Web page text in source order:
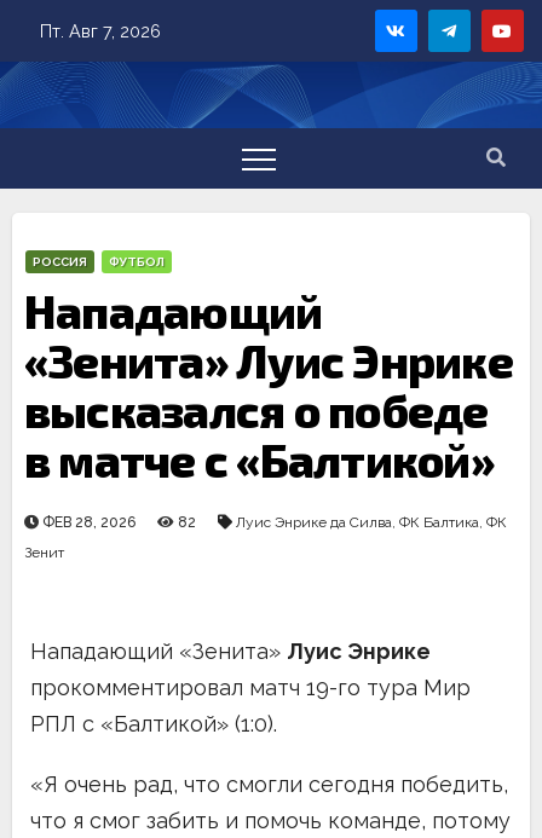
content
Пт. Авг 7, 2026
РОССИЯ ФУТБОЛ
Нападающий
«Зенита» Луис Энрике
высказался о победе
в матче с «Балтикой»
ФЕВ 28, 2026 82 Луис Энрике да Силва, ФК Балтика, ФК
Зенит
Нападающий «Зенита» Луис Энрике
прокомментировал матч 19-го тура Мир
РПЛ с «Балтикой» (1:0).
«Я очень рад, что смогли сегодня победить,
что я смог забить и помочь команде, потому